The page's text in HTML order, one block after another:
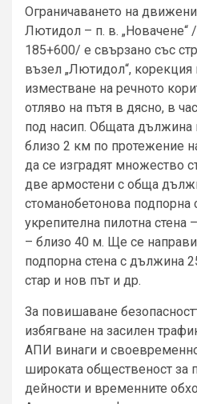
Ограничаването на
Лютидол – п. в. „Новачене“
185+600/ е свързано със
възел „Лютидол“, корекция
изместване на речното
отляво на пътя в дясно, в
под насип. Общата дължина
близо 2 км по протежение
да се изградят множество
две армостени с обща
стоманобетонова подпорна
укрепителна пилотна
– близо 40 м. Ще се
подпорна стена с дължина
стар и нов път и др.
За повишаване
избягване на засилен
АПИ винаги и
широката общественост за
дейности и временните